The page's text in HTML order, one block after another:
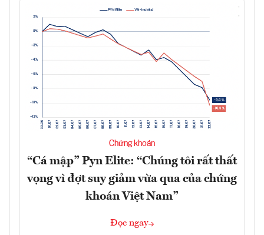
Chứng khoán
“Cá mập” Pyn Elite: “Chúng tôi rất thất
vọng vì đợt suy giảm vừa qua của chứng
khoán Việt Nam”
Đọc ngay